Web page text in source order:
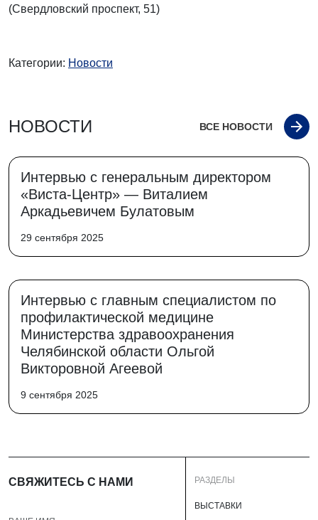
(Свердловский проспект, 51)
Категории: Новости
НОВОСТИ ВСЕ НОВОСТИ
Интервью с генеральным директором
«Виста-Центр» — Виталием
Аркадьевичем Булатовым
29 сентября 2025
Интервью с главным специалистом по
профилактической медицине
Министерства здравоохранения
Челябинской области Ольгой
Викторовной Агеевой
9 сентября 2025
СВЯЖИТЕСЬ С НАМИ РАЗДЕЛЫ
ВЫСТАВКИ